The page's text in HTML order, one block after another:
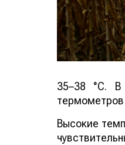
35–38 °C. В
Высокие